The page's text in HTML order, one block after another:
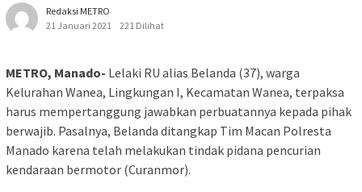
Redaksi METRO
21 Januari 2021
221 Dilihat
METRO, Manado- Lelaki RU alias Belanda (37), warga
Kelurahan Wanea, Lingkungan I, Kecamatan Wanea, terpaksa
harus mempertanggung jawabkan perbuatannya kepada pihak
berwajib. Pasalnya, Belanda ditangkap Tim Macan Polresta
Manado karena telah melakukan tindak pidana pencurian
kendaraan bermotor (Curanmor).